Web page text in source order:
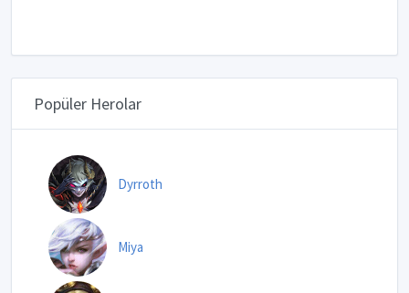
Popüler Herolar
Dyrroth
Miya